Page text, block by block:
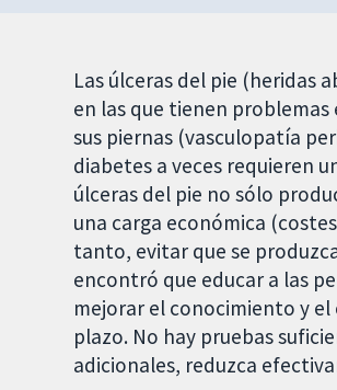
Las úlceras del pie (heridas
en las que tienen
sus piernas (vasculopatía
diabetes a veces requieren
úlceras del pie no sólo
una carga económica
tanto, evitar que se
encontró que educar a las
mejorar el conocimiento y
plazo. No hay pruebas
adicionales, reduzca